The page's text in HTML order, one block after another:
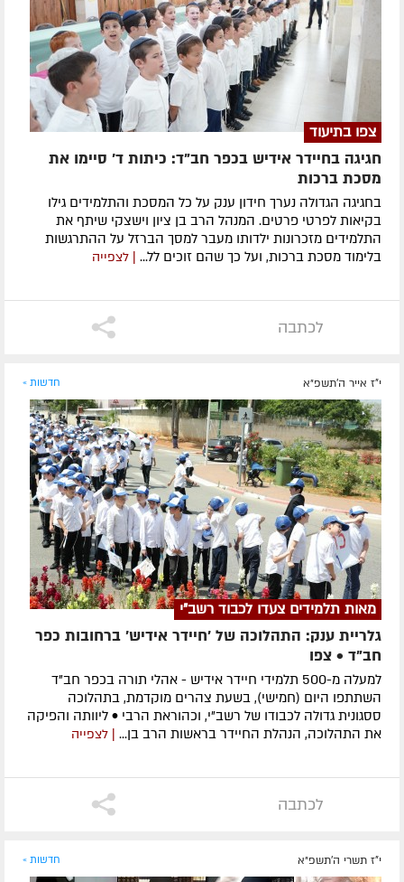
צפו בתיעוד
חגיגה בחיידר אידיש בכפר חב"ד: כיתות ד' סיימו את
מסכת ברכות
בחגיגה הגדולה נערך חידון ענק על כל המסכת והתלמידים גילו
בקיאות לפרטי פרטים. המנהל הרב בן ציון וישצקי שיתף את
התלמידים מזכרונות ילדותו מעבר למסך הברזל על ההתרגשות
בלימוד מסכת ברכות, ועל כך שהם זוכים לל... | לצפייה
לכתבה
י"ז אייר ה׳תשפ״א חדשות »
מאות תלמידים צעדו לכבוד רשב"י
גלריית ענק: התהלוכה של 'חיידר אידיש' ברחובות כפר
חב"ד • צפו
למעלה מ-500 תלמידי חיידר אידיש - אהלי תורה בכפר חב"ד
השתתפו היום (חמישי), בשעת צהרים מוקדמת, בתהלוכה
ססגונית גדולה לכבודו של רשב"י, וכהוראת הרבי • ליוותה והפיקה
את התהלוכה, הנהלת החיידר בראשות הרב בן...
| לצפייה
לכתבה
י"ז תשרי ה׳תשפ״א חדשות »